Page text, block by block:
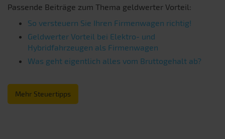
Passende Beiträge zum Thema geldwerter Vorteil:
So versteuern Sie Ihren Firmenwagen richtig!
Geldwerter Vorteil bei Elektro- und
Hybridfahrzeugen als Firmenwagen
Was geht eigentlich alles vom Bruttogehalt ab?
Mehr Steuertipps